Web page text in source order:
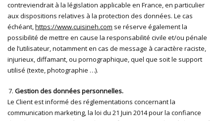
contreviendrait à la législation applicable en France, en particulier
aux dispositions relatives à la protection des données. Le cas
échéant,https://www.cuisineh.com se réserve également la
possibilité de mettre en cause la responsabilité civile et/ou pénale
de l’utilisateur, notamment en cas de message à caractère raciste,
injurieux, diffamant, ou pornographique, quel que soit le support
utilisé (texte, photographie …).
Gestion des données personnelles.
Le Client est informé des réglementations concernant la
communication marketing, la loi du 21 Juin 2014 pour la confiance